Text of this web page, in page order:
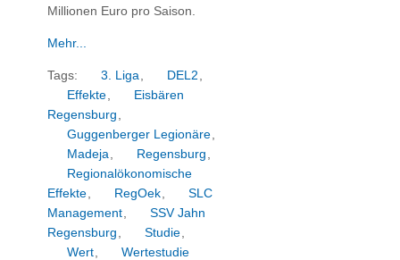
Millionen Euro pro Saison.
Mehr...
Tags: 3. Liga DEL2
Effekte
Eisbären
Regensburg
Guggenberger Legionäre
Madeja
Regensburg
Regionalökonomische
Effekte
RegOek
SLC
Management
SSV Jahn
Regensburg
Studie
Wert
Wertestudie